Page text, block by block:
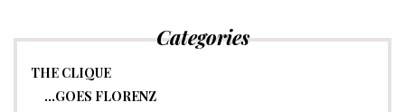
Categories
THE CLIQUE
…GOES FLORENZ